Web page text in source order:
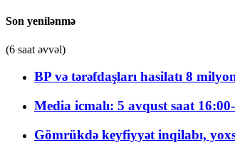
Son yenilənmə
(6 saat əvvəl)
BP və tərəfdaşları hasilatı 8
Media icmalı: 5 avqust saat
Gömrükdə keyfiyyət inqilabı,